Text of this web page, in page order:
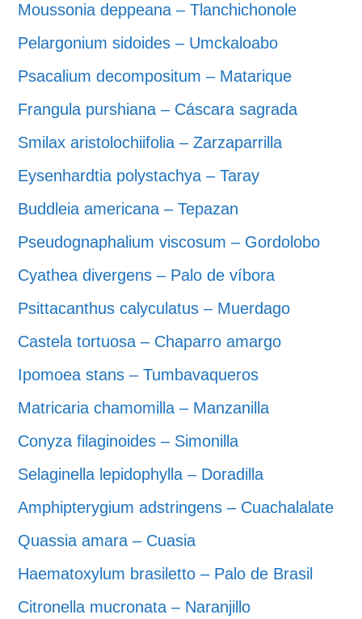
Moussonia deppeana – Tlanchichonole
Pelargonium sidoides – Umckaloabo
Psacalium decompositum – Matarique
Frangula purshiana – Cáscara sagrada
Smilax aristolochiifolia – Zarzaparrilla
Eysenhardtia polystachya – Taray
Buddleia americana – Tepazan
Pseudognaphalium viscosum – Gordolobo
Cyathea divergens – Palo de víbora
Psittacanthus calyculatus – Muerdago
Castela tortuosa – Chaparro amargo
Ipomoea stans – Tumbavaqueros
Matricaria chamomilla – Manzanilla
Conyza filaginoides – Simonilla
Selaginella lepidophylla – Doradilla
Amphipterygium adstringens – Cuachalalate
Quassia amara – Cuasia
Haematoxylum brasiletto – Palo de Brasil
Citronella mucronata – Naranjillo